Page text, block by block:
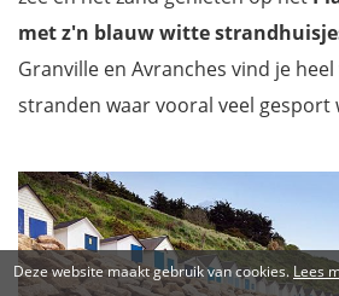
met z'n blauw witte
Granville en Avranches vind je
stranden waar vooral veel gesport
Deze website maakt gebruik van cookies. Lees